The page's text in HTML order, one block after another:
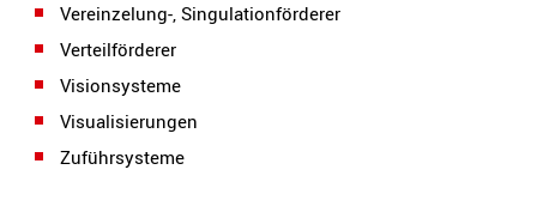
Vereinzelung-, Singulationförderer
Verteilförderer
Visionsysteme
Visualisierungen
Zuführsysteme